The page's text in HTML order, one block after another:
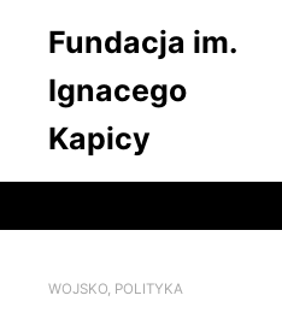
Fundacja im.
Ignacego
Kapicy
WOJSKO, POLITYKA